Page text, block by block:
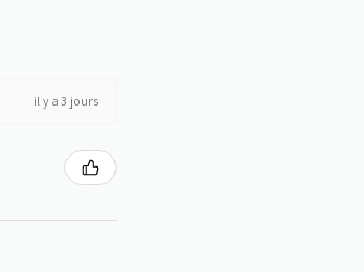
il y a 3 jours